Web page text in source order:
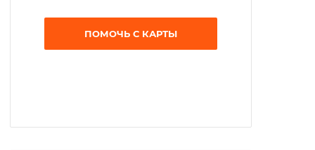
ПОМОЧЬ С КАРТЫ